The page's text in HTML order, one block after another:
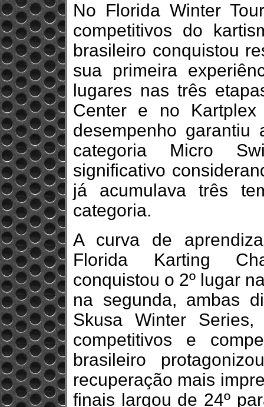
No Florida Winter
competitivos do
brasileiro conquistou
sua primeira
lugares nas três
Center e no
desempenho
categoria Micro
significativo
já acumulava três
categoria.
A curva de
Florida Karting
conquistou o 2º lugar
na segunda, ambas
Skusa Winter Series,
competitivos e
brasileiro
recuperação mais
finais largou de 24º